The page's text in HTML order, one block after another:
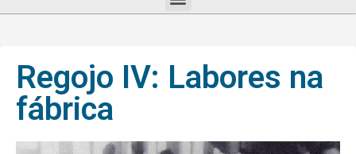
Regojo IV: Labores na
fábrica